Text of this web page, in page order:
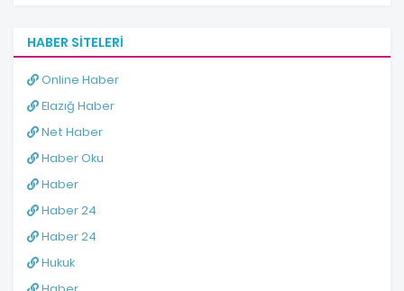
HABER SITELERI
Online Haber
Elazığ Haber
Net Haber
Haber Oku
Haber
Haber 24
Haber 24
Hukuk